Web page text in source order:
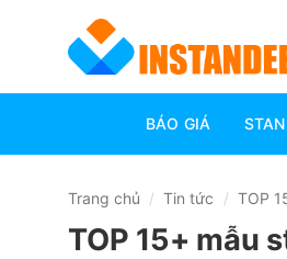
dung
BÁO GIÁ
Trang chủ / Tin tức / TOP
TOP 15+ mẫu